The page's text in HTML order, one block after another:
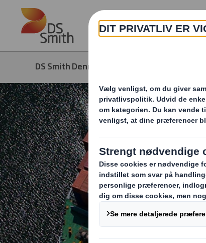
Skip to main content
DS Smith Denmark